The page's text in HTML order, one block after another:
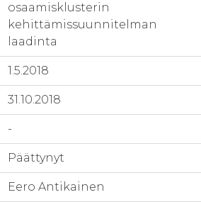
osaamisklusterin
kehittämissuunnitelman
laadinta
1.5.2018
31.10.2018
-
Päättynyt
Eero Antikainen